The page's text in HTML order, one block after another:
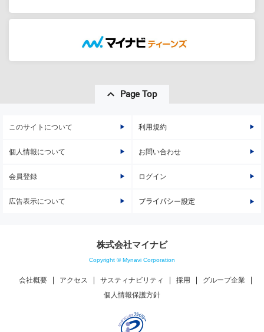
Page Top
このサイトについて 利用規約
個人情報について お問い合わせ
会員登録 ログイン
広告表示について プライバシー設定
株式会社マイナビ
Copyright © Mynavi Corporation
会社概要 アクセス サスティナビリティ 採用
グループ企業
個人情報保護方針